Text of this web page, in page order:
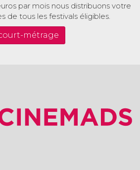
par mois nous distribuons votre
de tous les festivals éligibles.
métrage